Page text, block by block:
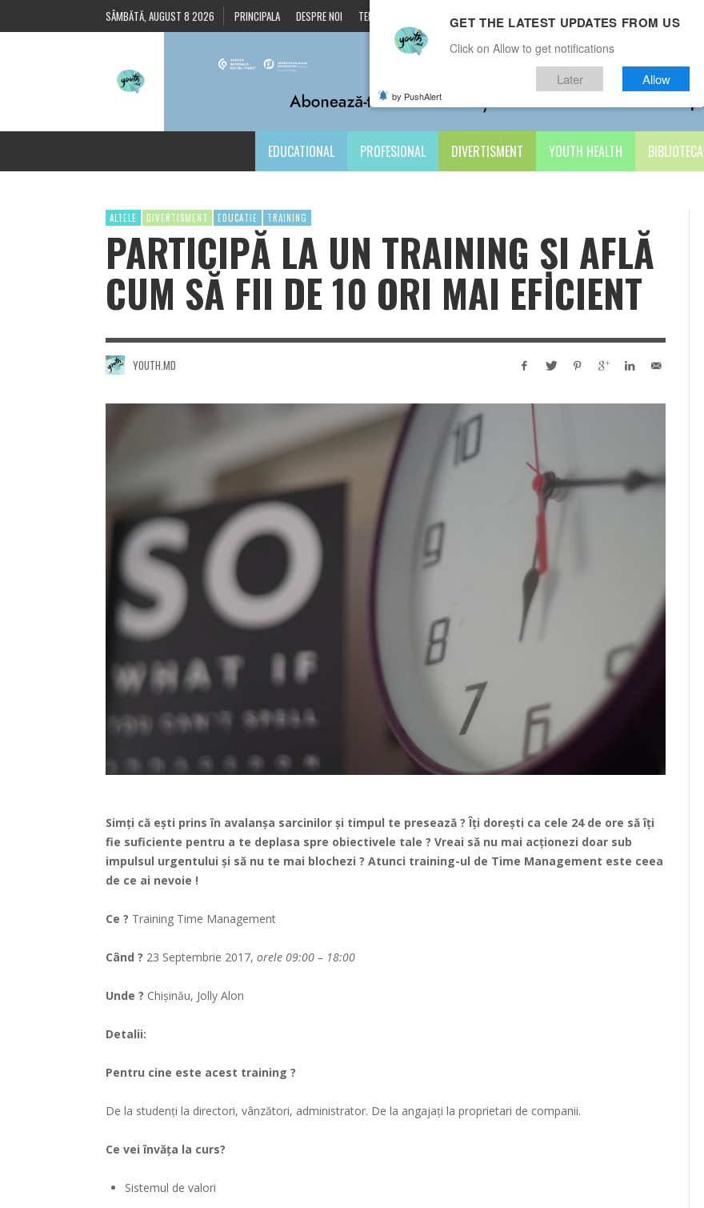
SÂMBĂTĂ, AUGUST 8 2026 PRINCIPALA DESPRE NOI TERMENI ȘI CONDIȚII CONTACTE
EDUCATIONAL PROFESIONAL DIVERTISMENT YOUTH HEALTH BIBLIOTECA
ALTELE DIVERTISMENT EDUCATIE TRAINING
PARTICIPĂ LA UN TRAINING ȘI AFLĂ
CUM SĂ FII DE 10 ORI MAI EFICIENT
YOUTH.MD
Simți că ești prins în avalanșa sarcinilor și timpul te presează ? Îți dorești ca cele 24 de ore să îți
fie suficiente pentru a te deplasa spre obiectivele tale ? Vreai să nu mai acționezi doar sub
impulsul urgentului și să nu te mai blochezi ? Atunci training-ul de Time Management este ceea
de ce ai nevoie !
Ce ? Training Time Management
Când ? 23 Septembrie 2017, orele 09:00 – 18:00
Unde ? Chișinău, Jolly Alon
Detalii:
Pentru cine este acest training ?
De la studenți la directori, vânzători, administrator. De la angajați la proprietari de companii.
Ce vei învăța la curs?
Sistemul de valori
GET THE LATEST UPDATES FROM US
Click on Allow to get notifications
Later Allow
by PushAlert